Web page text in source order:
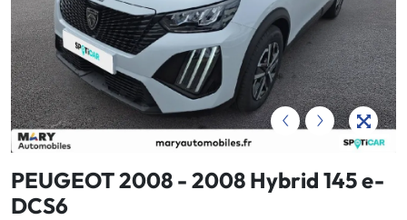
‹ ›
PEUGEOT 2008 - 2008 Hybrid 145 e-
DCS6